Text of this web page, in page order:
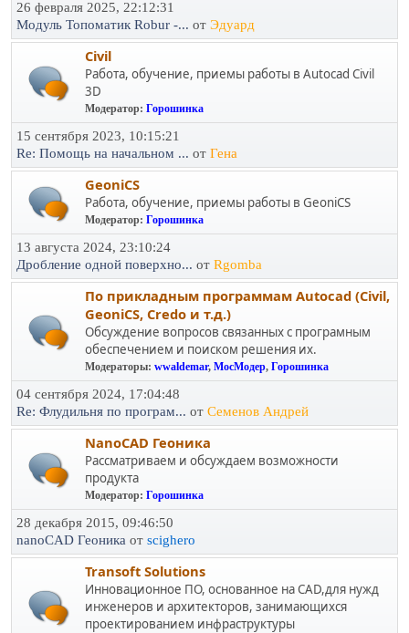
26 февраля 2025, 22:12:31
Модуль Топоматик Robur -... от Эдуард
Civil
Работа, обучение, приемы работы в Autocad Civil
3D
Модератор: Горошинка
15 сентября 2023, 10:15:21
Re: Помощь на начальном ... от Гена
GeoniCS
Работа, обучение, приемы работы в GeoniCS
Модератор: Горошинка
13 августа 2024, 23:10:24
Дробление одной поверхно... от Rgomba
По прикладным программам Autocad (Civil,
GeoniCS, Credo и т.д.)
Обсуждение вопросов связанных с програмным
обеспечением и поиском решения их.
Модераторы: wwaldemar, МосМодер, Горошинка
04 сентября 2024, 17:04:48
Re: Флудильня по програм... от Семенов Андрей
NanoCAD Геоника
Рассматриваем и обсуждаем возможности
продукта
Модератор: Горошинка
28 декабря 2015, 09:46:50
nanoCAD Геоника от scighero
Transoft Solutions
Инновационное ПО, основанное на CAD,для нужд
инженеров и архитекторов, занимающихся
проектированием инфраструктуры